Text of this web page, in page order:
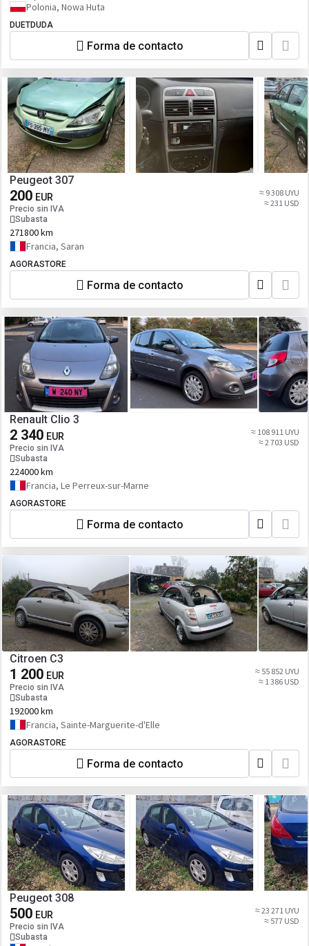
Polonia, Nowa Huta
DUETDUDA
Forma de contacto
Peugeot 307
200 EUR
Precio sin IVA
Subasta
≈ 9 308 UYU
≈ 231 USD
271800 km
Francia, Saran
AGORASTORE
Forma de contacto
Renault Clio 3
2 340 EUR
Precio sin IVA
Subasta
≈ 108 911 UYU
≈ 2 703 USD
224000 km
Francia, Le Perreux-sur-Marne
AGORASTORE
Forma de contacto
Citroen C3
1 200 EUR
Precio sin IVA
Subasta
≈ 55 852 UYU
≈ 1 386 USD
192000 km
Francia, Sainte-Marguerite-d'Elle
AGORASTORE
Forma de contacto
Peugeot 308
500 EUR
Precio sin IVA
Subasta
≈ 23 271 UYU
≈ 577 USD